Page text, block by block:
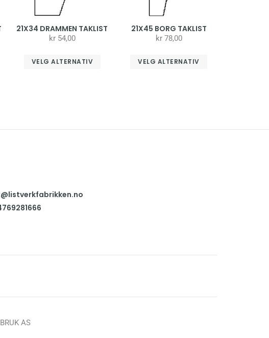
21X34 DRAMMEN TAKLIST
kr54,00
VELG ALTERNATIV
21X45 BORG TAKLIST
kr78,00
VELG ALTERNATIV
AS